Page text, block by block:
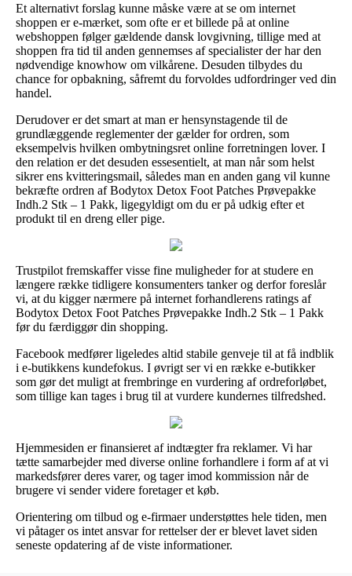
Et alternativt forslag kunne måske være at se om internet
shoppen er e-mærket, som ofte er et billede på at online
webshoppen følger gældende dansk lovgivning, tillige med at
shoppen fra tid til anden gennemses af specialister der har den
nødvendige knowhow om vilkårene. Desuden tilbydes du
chance for opbakning, såfremt du forvoldes udfordringer ved din
handel.
Derudover er det smart at man er hensynstagende til de
grundlæggende reglementer der gælder for ordren, som
eksempelvis hvilken ombytningsret online forretningen lover. I
den relation er det desuden essesentielt, at man når som helst
sikrer ens kvitteringsmail, således man en anden gang vil kunne
bekræfte ordren af Bodytox Detox Foot Patches Prøvepakke
Indh.2 Stk – 1 Pakk, ligegyldigt om du er på udkig efter et
produkt til en dreng eller pige.
Trustpilot fremskaffer visse fine muligheder for at studere en
længere række tidligere konsumenters tanker og derfor foreslår
vi, at du kigger nærmere på internet forhandlerens ratings af
Bodytox Detox Foot Patches Prøvepakke Indh.2 Stk – 1 Pakk
før du færdiggør din shopping.
Facebook medfører ligeledes altid stabile genveje til at få indblik
i e-butikkens kundefokus. I øvrigt ser vi en række e-butikker
som gør det muligt at frembringe en vurdering af ordreforløbet,
som tillige kan tages i brug til at vurdere kundernes tilfredshed.
Hjemmesiden er finansieret af indtægter fra reklamer. Vi har
tætte samarbejder med diverse online forhandlere i form af at vi
markedsfører deres varer, og tager imod kommission når de
brugere vi sender videre foretager et køb.
Orientering om tilbud og e-firmaer understøttes hele tiden, men
vi påtager os intet ansvar for rettelser der er blevet lavet siden
seneste opdatering af de viste informationer.